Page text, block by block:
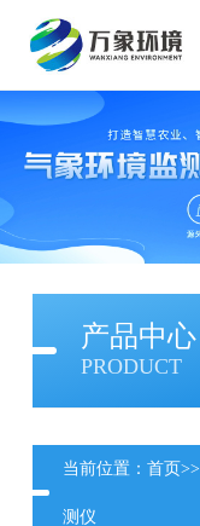
产品中心
PRODUCT
当前位置： 首页>>
测仪